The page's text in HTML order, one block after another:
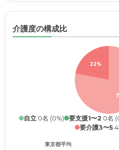
介護度の構成比
22%
自立0名 (0%) 要支援1〜2 0名
要介護3〜5
東京都平均